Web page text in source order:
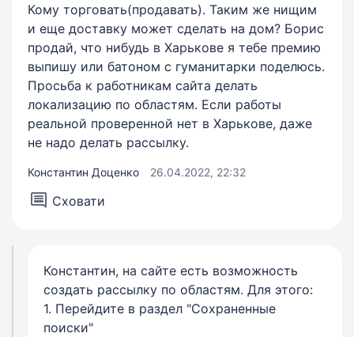
Кому торговать(продавать). Таким же нищим
и еще доставку может сделать на дом? Борис
продай, что нибудь в Харькове я тебе премию
выпишу или батоном с гуманитарки поделюсь.
Просьба к работникам сайта делать
локализацию по областям. Если работы
реальной проверенной нет в Харькове, даже
не надо делать рассылку.
Константин Доценко 26.04.2022, 22:32
Сховати
Константин, на сайте есть возможность
создать рассылку по областям. Для этого:
1. Перейдите в раздел "Сохраненные
поиски"